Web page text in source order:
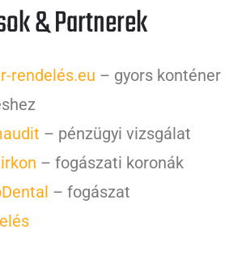
& Partnerek
rendelés.eu – gyors konténer
– pénzügyi vizsgálat
– fogászati koronák
– fogászat